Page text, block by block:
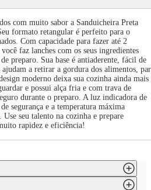
com muito sabor a Sanduicheira Preta
formato retangular é perfeito para o
Com capacidade para fazer até 2
faz lanches com os seus ingredientes
preparo. Sua base é antiaderente, fácil de
a retirar a gordura dos alimentos,
moderno deixa sua cozinha ainda mais
e possui alça fria e com trava de
durante o preparo. A luz indicadora de
segurança e a temperatura máxima
Use seu talento na cozinha e prepare
rapidez e eficiência!